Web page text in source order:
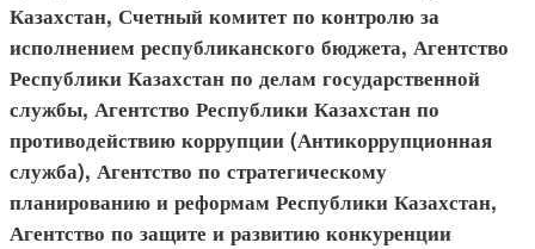
Казахстан, Счетный комитет по контролю за
исполнением республиканского бюджета, Агентство
Республики Казахстан по делам государственной
службы, Агентство Республики Казахстан по
противодействию коррупции (Антикоррупционная
служба), Агентство по стратегическому
планированию и реформам Республики Казахстан,
Агентство по защите и развитию конкуренции